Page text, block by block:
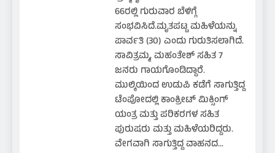
66ರಲ್ಲಿ ಗುರುವಾರ ಬೆಳಿಗ್ಗೆ
ಸಂಭವಿಸಿದೆ.ಮೃತಪಟ್ಟ ಮಹಿಳೆಯನ್ನು
ಪಾರ್ವತಿ (30) ಎಂದು ಗುರುತಿಸಲಾಗಿದೆ.
ಸಾವಿತ್ರಮ್ಮ, ಮಹಂತೇಶ್ ಸಹಿತ 7
ಜನರು ಗಾಯಗೊಂಡಿದ್ದಾರೆ.
ಮುಲ್ಕಿಯಿಂದ ಉಡುಪಿ ಕಡೆಗೆ ಸಾಗುತ್ತಿದ್ದ
ಟೆಂಪೋದಲ್ಲಿ ಕಾಂಕ್ರೀಟ್ ಮಿಕ್ಸಿಂಗ್
ಯಂತ್ರ ಮತ್ತು ಪರಿಕರಗಳ ಸಹಿತ
ಪುರುಷರು ಮತ್ತು ಮಹಿಳೆಯರಿದ್ದರು.
ವೇಗವಾಗಿ ಸಾಗುತ್ತಿದ್ದ ವಾಹನದ…